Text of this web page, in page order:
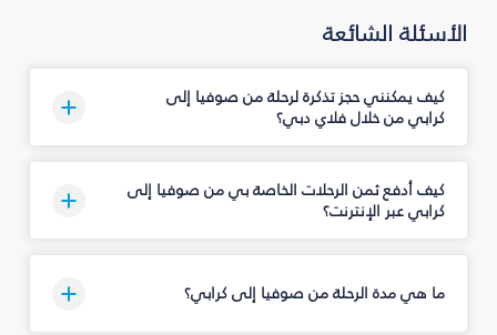
الأسئلة الشائعة
كيف يمكنني حجز تذكرة لرحلة من صوفيا إلى
كرابي من خلال فلاي دبي؟
كيف أدفع ثمن الرحلات الخاصة بي من صوفيا إلى
كرابي عبر الإنترنت؟
ما هي مدة الرحلة من صوفيا إلى كرابي؟